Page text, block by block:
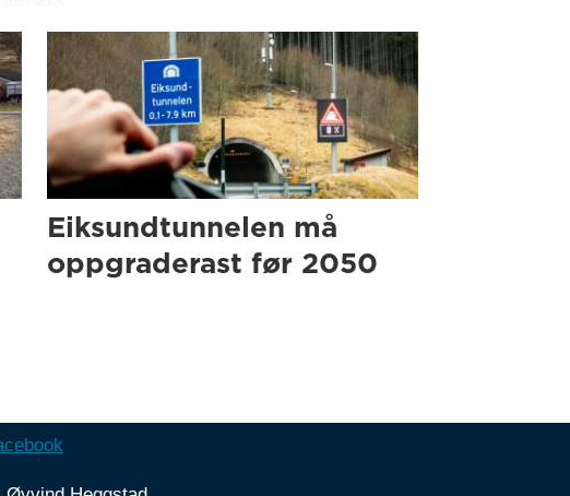
Eiksundtunnelen må
oppgraderast før 2050